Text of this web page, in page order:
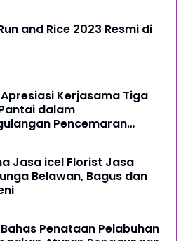
and Rice 2023 Resmi di
Kerjasama Tiga
dalam
Pencemaran
Jasa icel Florist Jasa
Belawan, Bagus dan
Penataan Pelabuhan